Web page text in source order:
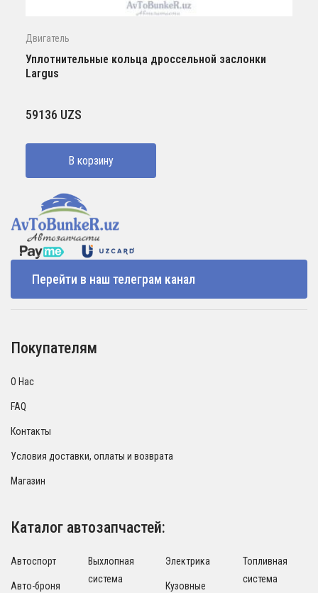
Двигатель
Уплотнительные кольца дроссельной заслонки
Largus
59136 UZS
В корзину
Перейти в наш телеграм канал
Покупателям
О Нас
FAQ
Контакты
Условия доставки, оплаты и возврата
Магазин
Каталог автозапчастей:
Автоспорт
Авто-броня
Выхлопная
система
Электрика
Кузовные
Топливная
система